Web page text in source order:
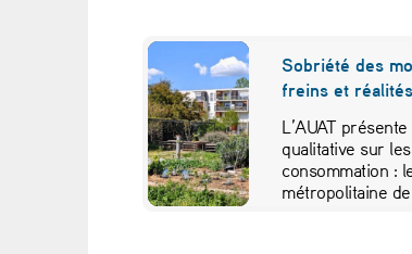
s
Sobriété des
freins et
L’AUAT
qualitative sur
consommation :
métropolitaine